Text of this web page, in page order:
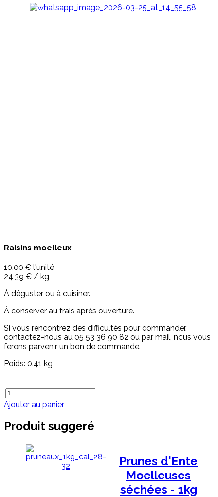
Raisins moelleux
10,00 € l'unité
24,39 € / kg
À déguster ou à cuisiner.
À conserver au frais après ouverture.
Si vous rencontrez des difficultés pour commander,
contactez-nous au 05 53 36 90 82 ou par mail, nous vous
ferons parvenir un bon de commande.
Poids: 0.41 kg
Ajouter au panier
Produit suggeré
Prunes d'Ente
Moelleuses
séchées - 1kg